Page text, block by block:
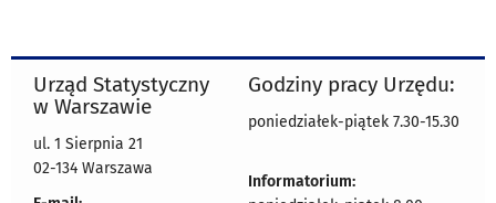
Urząd Statystyczny
w Warszawie
ul. 1 Sierpnia 21
02-134 Warszawa
Godziny pracy Urzędu:
poniedziałek-piątek 7.30-15.30
Informatorium: